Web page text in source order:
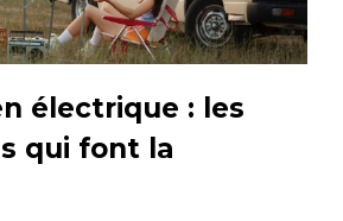
électrique : les
qui font la